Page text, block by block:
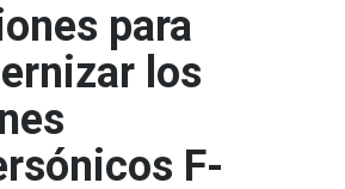
para
los
F-